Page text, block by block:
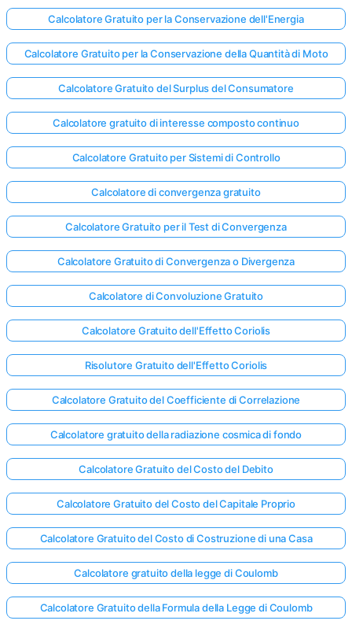
Calcolatore Gratuito per la Conservazione dell'Energia
Calcolatore Gratuito per la Conservazione della Quantità di Moto
Calcolatore Gratuito del Surplus del Consumatore
Calcolatore gratuito di interesse composto continuo
Calcolatore Gratuito per Sistemi di Controllo
Calcolatore di convergenza gratuito
Calcolatore Gratuito per il Test di Convergenza
Calcolatore Gratuito di Convergenza o Divergenza
Calcolatore di Convoluzione Gratuito
Calcolatore Gratuito dell'Effetto Coriolis
Risolutore Gratuito dell'Effetto Coriolis
Calcolatore Gratuito del Coefficiente di Correlazione
Calcolatore gratuito della radiazione cosmica di fondo
Calcolatore Gratuito del Costo del Debito
Calcolatore Gratuito del Costo del Capitale Proprio
Calcolatore Gratuito del Costo di Costruzione di una Casa
Calcolatore gratuito della legge di Coulomb
Calcolatore Gratuito della Formula della Legge di Coulomb